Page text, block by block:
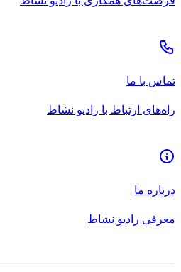
تماس با ما
راه‌های ارتباط با رادیو نشاط
درباره ما
معرفی رادیو نشاط